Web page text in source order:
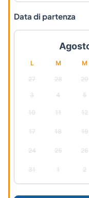
Data di partenza
L M M
27 28 29
3 4 5
10 11 12
17 18 19
24 25 26
31 1 2